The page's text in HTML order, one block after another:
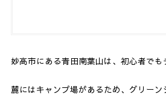
妙高市にある青田南葉山は、初心者でも
麓にはキャンプ場があるため、グリー